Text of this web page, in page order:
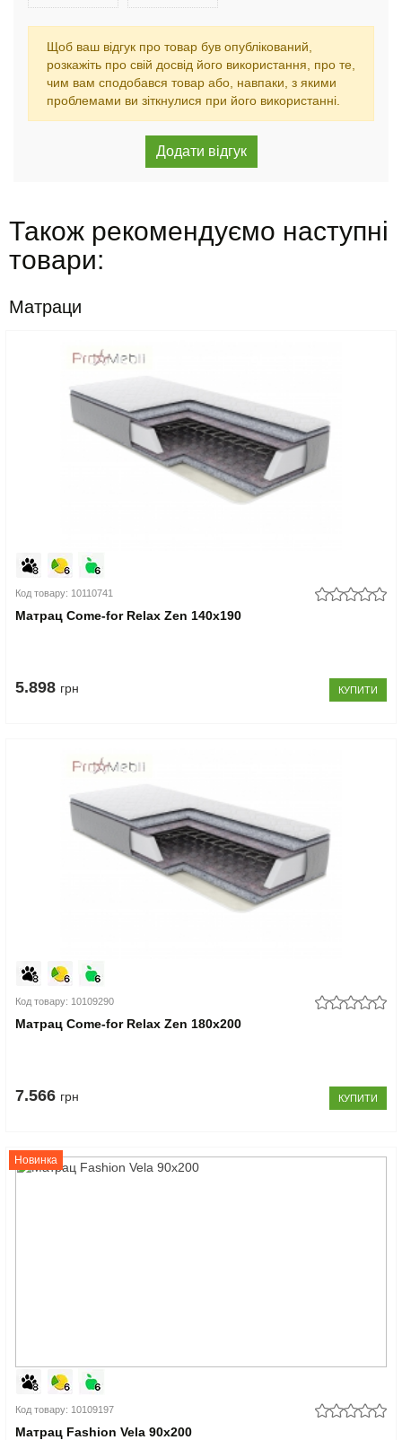
Щоб ваш відгук про товар був опублікований,
розкажіть про свій досвід його використання, про те,
чим вам сподобався товар або, навпаки, з якими
проблемами ви зіткнулися при його використанні.
Також рекомендуємо наступні
товари:
Матраци
Код товару: 10110741
Матрац Come-for Relax Zen 140x190
5.898 грн КУПИТИ
Код товару: 10109290
Матрац Come-for Relax Zen 180x200
7.566 грн КУПИТИ
Новинка
Код товару: 10109197
Матрац Fashion Vela 90x200